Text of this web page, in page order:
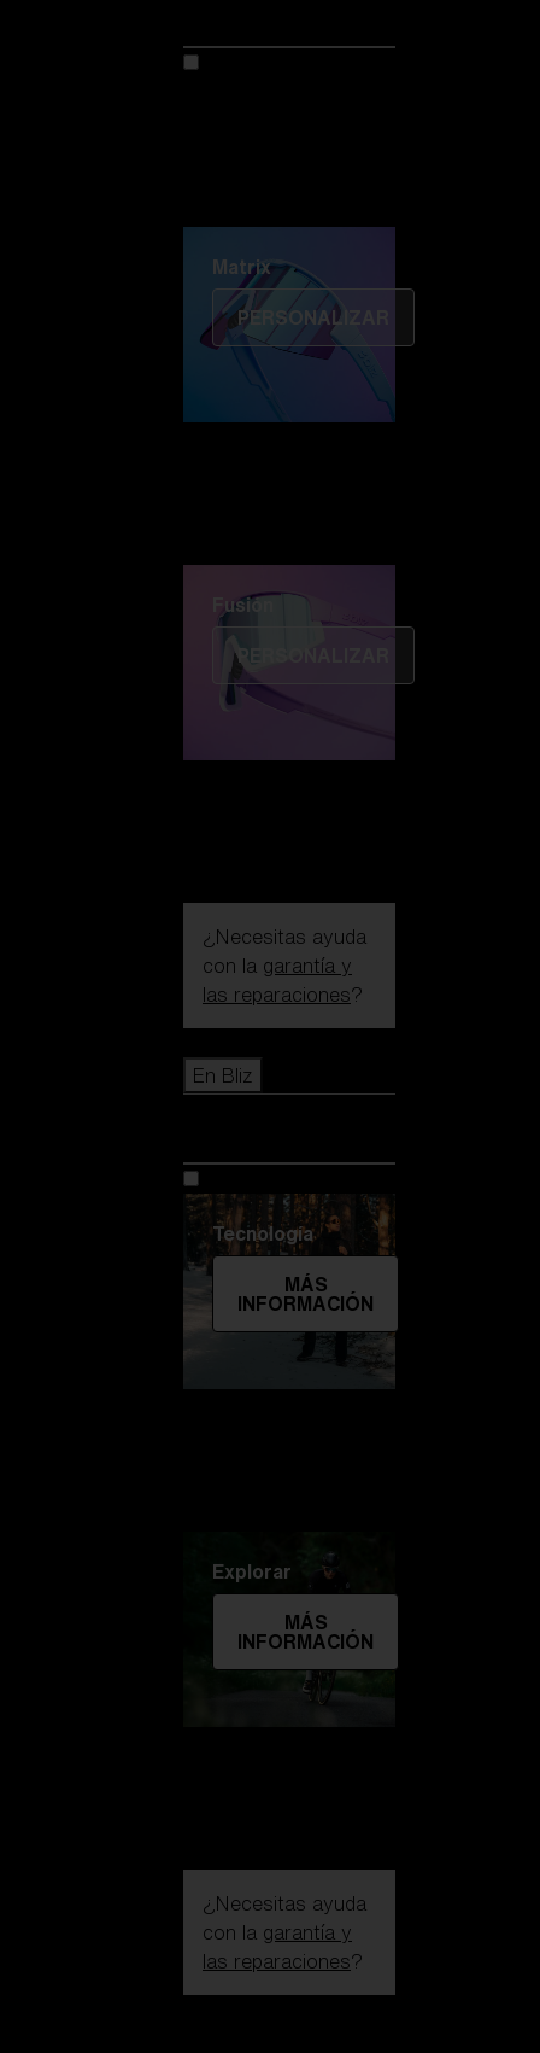
Matrix
PERSONALIZAR
Fusión
PERSONALIZAR
¿Necesitas ayuda
con la garantía y
las reparaciones?
En Bliz
Tecnología
MÁS
INFORMACIÓN
Explorar
MÁS
INFORMACIÓN
¿Necesitas ayuda
con la garantía y
las reparaciones?